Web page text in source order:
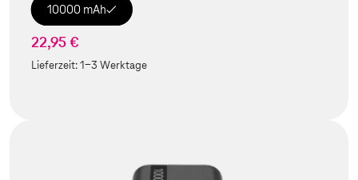
10000 mAh
22,95 €
Lieferzeit:1-3 Werktage